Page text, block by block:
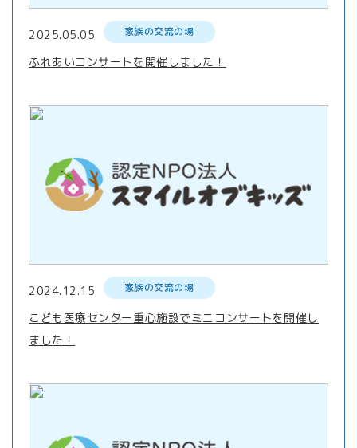
2025.05.05 家族の交流の場
ふれあいコンサートを開催しました！
2024.12.15 家族の交流の場
こども医療センター重心施設でミニコンサートを開催し
ました！